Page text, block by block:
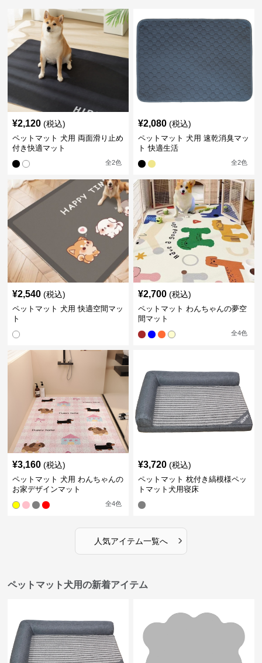
¥2,120 (税込)
ペットマット 犬用 両面滑り止め
付き快適マット
全2色
¥2,080 (税込)
ペットマット 犬用 速乾消臭マッ
ト 快適生活
全2色
¥2,540 (税込)
ペットマット 犬用 快適空間マッ
ト
¥2,700 (税込)
ペットマット わんちゃんの夢空
間マット
全4色
¥3,160 (税込)
ペットマット 犬用 わんちゃんの
お家デザインマット
全4色
¥3,720 (税込)
ペットマット 枕付き縞模様ペッ
トマット犬用寝床
人気アイテム一覧へ ›
ペットマット犬用の新着アイテム